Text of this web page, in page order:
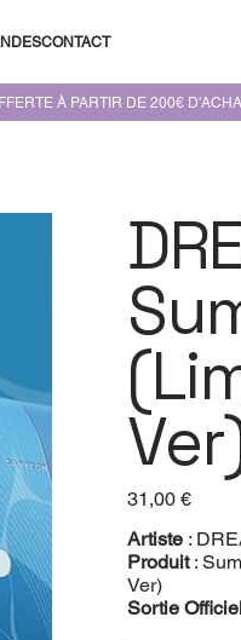
CONTACT
Prix
31,00 €
Artiste :
Produit:
Ver)
Sortie